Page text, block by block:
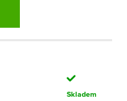
Skladem